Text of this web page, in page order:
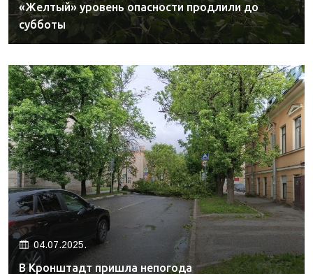
«Желтый» уровень опасности продлили до
субботы
04.07.2025.
В Кронштадт пришла непогода